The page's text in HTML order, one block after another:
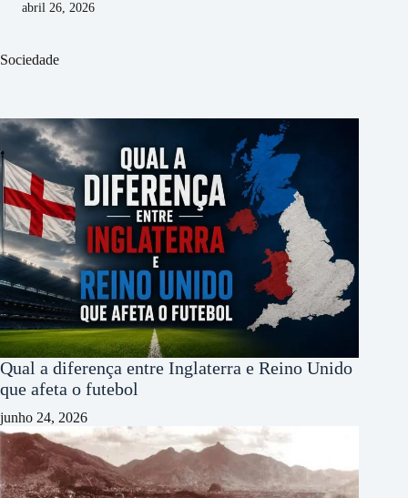
abril 26, 2026
Sociedade
Qual a diferença entre Inglaterra e Reino Unido
que afeta o futebol
junho 24, 2026